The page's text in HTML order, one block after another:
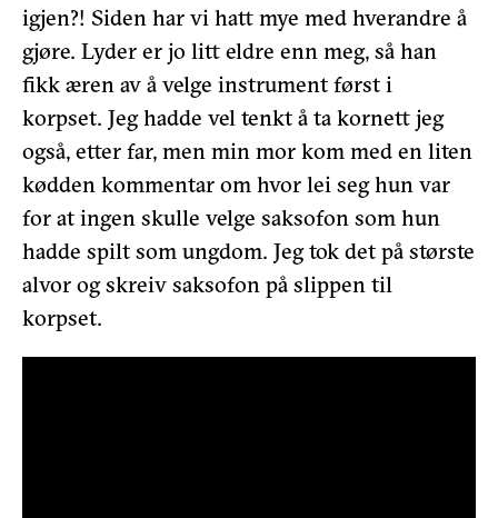
igjen?! Siden har vi hatt mye med hverandre å
gjøre. Lyder er jo litt eldre enn meg, så han
fikk æren av å velge instrument først i
korpset. Jeg hadde vel tenkt å ta kornett jeg
også, etter far, men min mor kom med en liten
kødden kommentar om hvor lei seg hun var
for at ingen skulle velge saksofon som hun
hadde spilt som ungdom. Jeg tok det på største
alvor og skreiv saksofon på slippen til
korpset.